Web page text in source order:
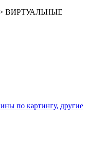
ВИРТУАЛЬНЫЕ
по картингу, другие